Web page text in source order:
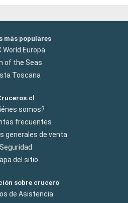
más populares
World Europa
of the Seas
Toscana
somos?
frecuentes
generales de venta
Seguridad
del sitio
sobre crucero
de Asistencia